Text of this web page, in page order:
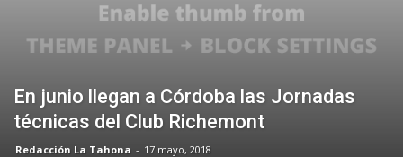
En junio llegan a Córdoba las Jornadas
técnicas del Club Richemont
Redacción La Tahona - 17 mayo, 2018